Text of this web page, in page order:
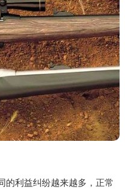
的利益纠纷越来越多，正常